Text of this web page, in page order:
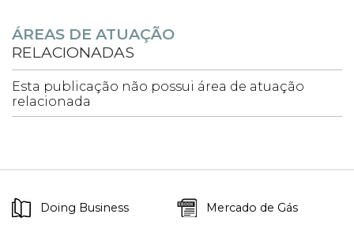
ÁREAS DE ATUAÇÃO
RELACIONADAS
Esta publicação não possui área de atuação
relacionada
Doing Business Mercado de Gás